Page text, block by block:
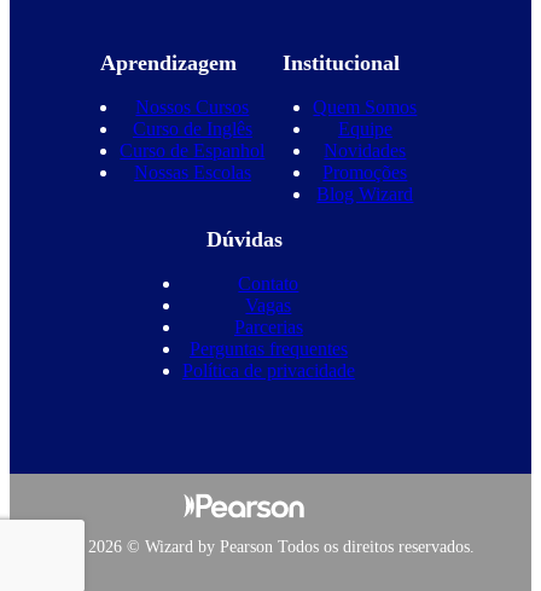
Aprendizagem
Nossos Cursos
Curso de Inglês
Curso de Espanhol
Nossas Escolas
Institucional
Quem Somos
Equipe
Novidades
Promoções
Blog Wizard
Dúvidas
Contato
Vagas
Parcerias
Perguntas frequentes
Política de privacidade
Copyright 2026 © Wizard by Pearson Todos os direitos reservados.